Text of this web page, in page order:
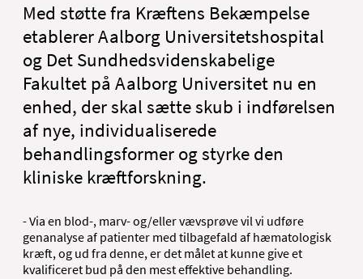
Med støtte fra Kræftens Bekæmpelse
etablerer Aalborg Universitetshospital
og Det Sundhedsvidenskabelige
Fakultet på Aalborg Universitet nu en
enhed, der skal sætte skub i indførelsen
af nye, individualiserede
behandlingsformer og styrke den
kliniske kræftforskning.
- Via en blod-, marv- og/eller vævsprøve vil vi udføre
genanalyse af patienter med tilbagefald af hæmatologisk
kræft, og ud fra denne, er det målet at kunne give et
kvalificeret bud på den mest effektive behandling.